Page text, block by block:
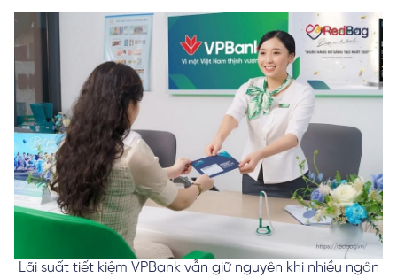
Lãi suất tiết kiệm VPBank vẫn giữ nguyên khi nhiều ngân